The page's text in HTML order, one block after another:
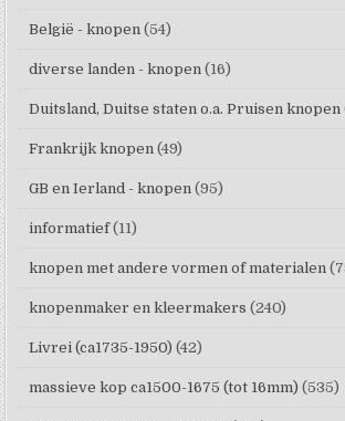
België - knopen (54)
diverse landen - knopen (16)
Duitsland, Duitse staten o.a. Pruisen knopen
Frankrijk knopen (49)
GB en Ierland - knopen (95)
informatief (11)
knopen met andere vormen of materialen
knopenmaker en kleermakers (240)
Livrei (ca1735-1950) (42)
massieve kop ca1500-1675 (tot 16mm) (535)